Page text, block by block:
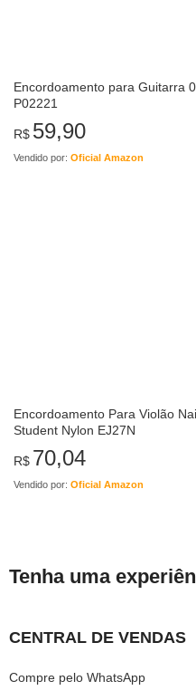
Encordoamento para Guitarra
P02221
R$ 59,90
Vendido por: Oficial Amazon
Encordoamento Para Violão
Student Nylon EJ27N
R$ 70,04
Vendido por: Oficial Amazon
Tenha uma
CENTRAL DE VENDAS
Compre pelo WhatsApp